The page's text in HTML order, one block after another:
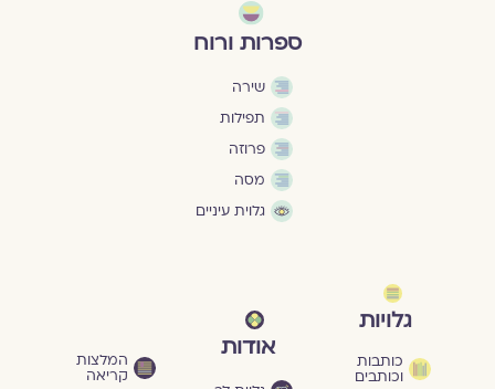
ספרות ורוח
שירה
תפילות
פרוזה
מסה
גלוית עיניים
גלויות
כותבות
וכותבים
אודות המלצות
קריאה